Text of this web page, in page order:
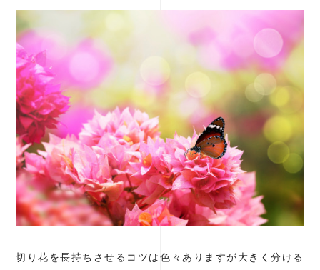
切り花を長持ちさせるコツは色々ありますが大きく分ける